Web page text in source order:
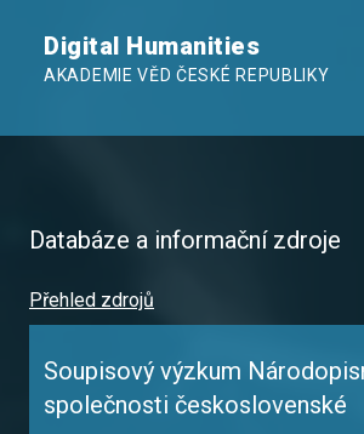
Digital Humanities
AKADEMIE VĚD ČESKÉ REPUBLIKY
Databáze a informační zdroje
Přehled zdrojů
Soupisový výzkum
společnosti československé